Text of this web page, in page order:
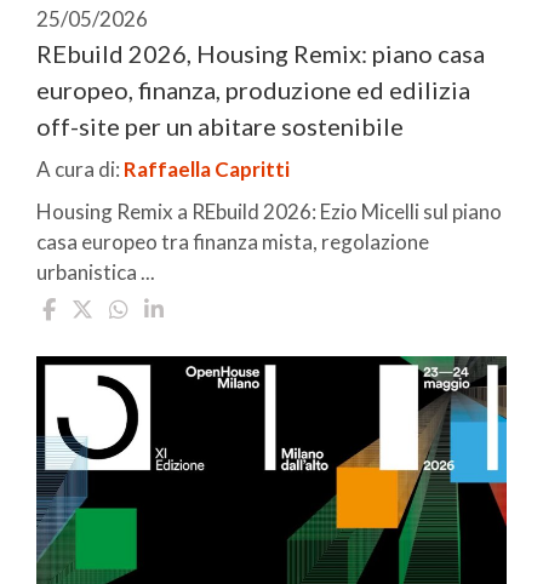
25/05/2026
REbuild 2026, Housing Remix: piano casa
europeo, finanza, produzione ed edilizia
off-site per un abitare sostenibile
A cura di: Raffaella Capritti
Housing Remix a REbuild 2026: Ezio Micelli sul piano
casa europeo tra finanza mista, regolazione
urbanistica ...